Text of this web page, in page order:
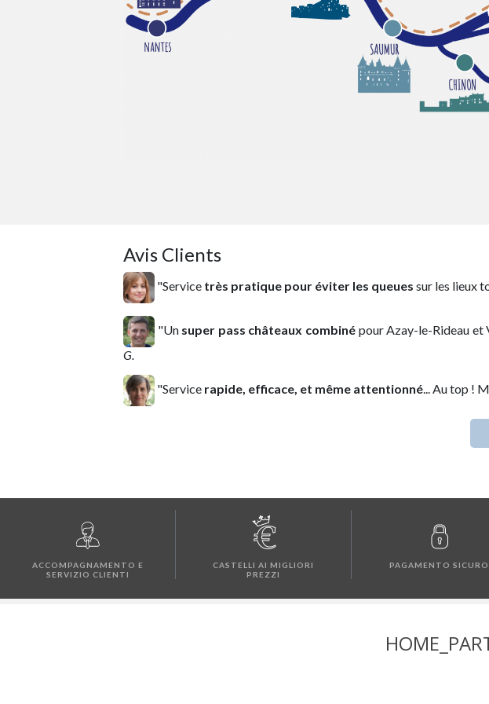
Avis Clients
"Service très pratique pour éviter les queues sur les lieux
"Un super pass châteaux combiné pour Azay-le-Rideau et
G.
"Service rapide, efficace, et même attentionné... Au top !
ACCOMPAGNAMENTO E
SERVIZIO CLIENTI
CASTELLI AI MIGLIORI
PREZZI
PAGAMENTO SICURO